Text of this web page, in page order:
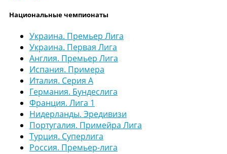
Национальные чемпионаты
Украина. Премьер Лига
Украина. Первая Лига
Англия. Премьер Лига
Испания. Примера
Италия. Серия А
Германия. Бундеслига
Франция. Лига 1
Нидерланды. Эредивизи
Португалия. Примейра Лига
Турция. Суперлига
Россия. Премьер-лига